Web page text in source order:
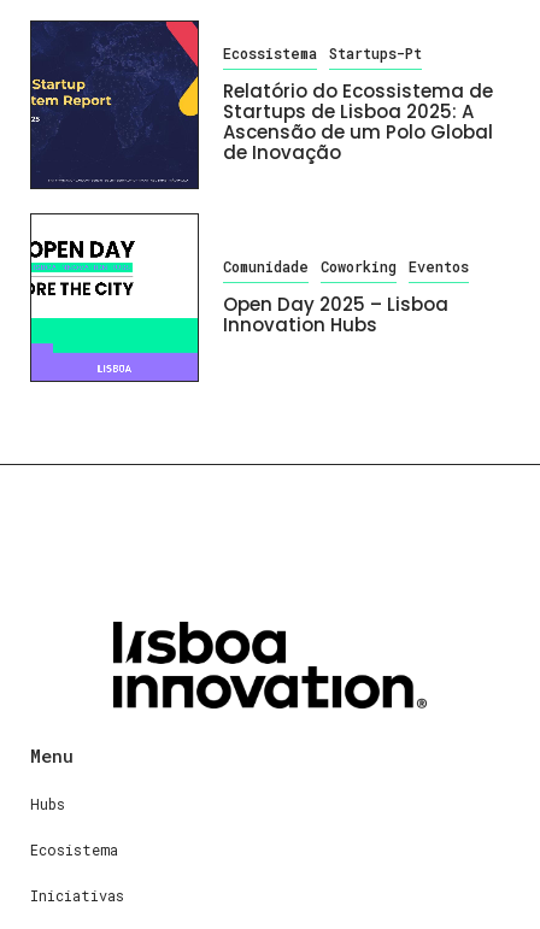
Ecossistema Startups-Pt
Relatório do Ecossistema de
Startups de Lisboa 2025: A
Ascensão de um Polo Global
de Inovação
Comunidade Coworking Eventos
Open Day 2025 – Lisboa
Innovation Hubs
Menu
Hubs
Ecosistema
Iniciativas